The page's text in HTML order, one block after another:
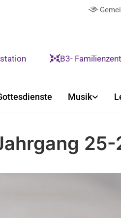

B3-
Musik
25-